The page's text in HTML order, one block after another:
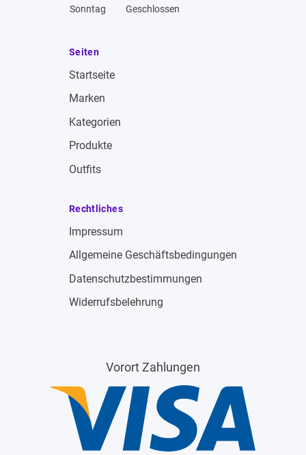
Sonntag
Geschlossen
Seiten
Startseite
Marken
Kategorien
Produkte
Outfits
Rechtliches
Impressum
Allgemeine Geschäftsbedingungen
Datenschutzbestimmungen
Widerrufsbelehrung
Vorort Zahlungen